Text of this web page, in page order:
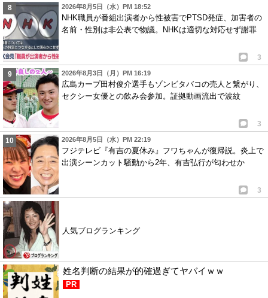
2026年8月5日（水）PM 18:52
NHK職員が番組出演者から性被害でPTSD発症、加害者の
名前・性別は非公表で物議。NHKは適切な対応せず謝罪
3
2026年8月3日（月）PM 16:19
広島カープ田村俊介選手もゾンビタバコの売人と繋がり、
セクシー女優との飲み会参加。証拠動画流出で波紋
3
2026年8月5日（水）PM 22:19
フジテレビ『有吉の夏休み』フワちゃんが復帰説。炎上で
出演シーンカット騒動から2年、有吉弘行が匂わせか
3
人気ブログランキング
姓名判断の結果が的確過ぎてヤバイｗｗ
PR